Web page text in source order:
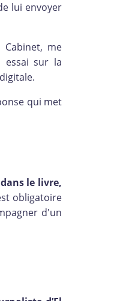
lui envoyer
Cabinet, me
essai sur la
qui met
le livre,
obligatoire
d'un